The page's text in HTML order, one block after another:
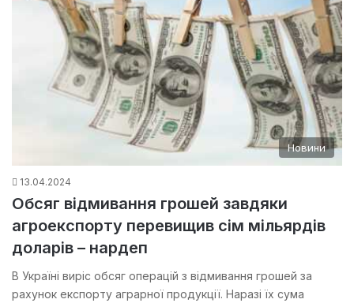
Новини
13.04.2024
Обсяг відмивання грошей завдяки
агроекспорту перевищив сім мільярдів
доларів – нардеп
В Україні виріс обсяг операцій з відмивання грошей за
рахунок експорту аграрної продукції. Наразі їх сума